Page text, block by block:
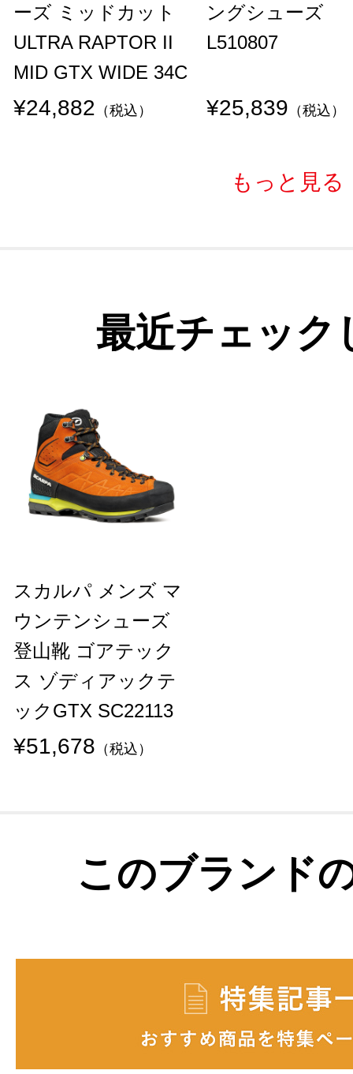
ーズ ミッドカット
ULTRA RAPTOR II
MID GTX WIDE 34C
¥24,882 （税込）
ングシューズ
L510807
¥25,839 （税込）
もっと見る
最近チェック
スカルパ メンズ マ
ウンテンシューズ
登山靴 ゴアテック
ス ゾディアックテ
ックGTX SC22113
¥51,678 （税込）
このブランド